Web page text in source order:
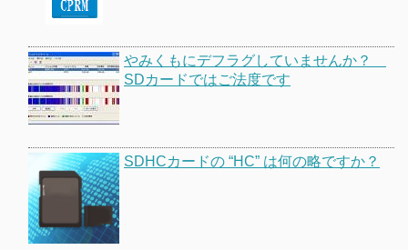
やみくもにデフラグしていませんか？
SDカードではご法度です
SDHCカードの “HC” は何の略ですか？